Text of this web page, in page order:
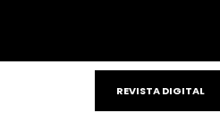
REVISTA DIGITAL